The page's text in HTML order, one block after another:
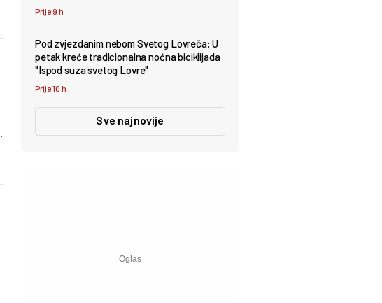
Prije 9 h
Pod zvjezdanim nebom Svetog Lovreča: U
petak kreće tradicionalna noćna biciklijada
"Ispod suza svetog Lovre"
Prije 10 h
Sve najnovije